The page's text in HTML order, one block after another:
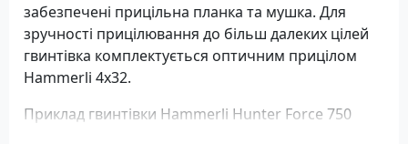
забезпечені прицільна планка та мушка. Для
зручності прицілювання до більш далеких цілей
гвинтівка комплектується оптичним прицілом
Hammerli 4х32.
Приклад гвинтівки Hammerli Hunter Force 750